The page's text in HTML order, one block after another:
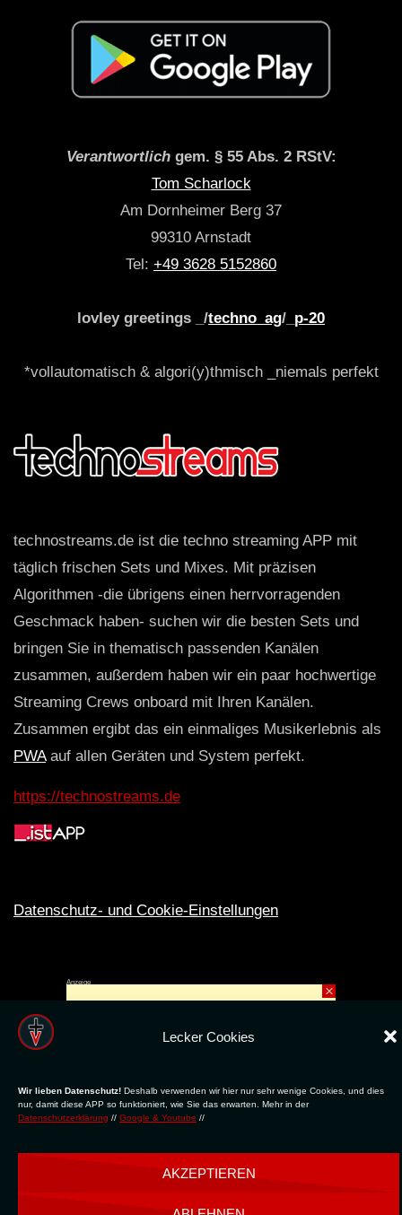
Lecker Cookies
Wir lieben Datenschutz! Deshalb verwenden wir hier nur sehr wenige Cookies, und dies
nur, damit diese APP so funktioniert, wie Sie das erwarten. Mehr in der
Datenschutzerklärung // Google & Youtube //
AKZEPTIEREN
Verantwortlichgem. § 55 Abs. 2 RStV:
Tom Scharlock
Am Dornheimer Berg 37
99310 Arnstadt
Tel: +49 3628 5152860
lovley greetings _/techno_ag/_ p-20
*vollautomatisch & algori(y)thmisch _niemals perfekt
technostreams.de ist die techno streaming APP mit
täglich frischen Sets und Mixes. Mit präzisen
Algorithmen -die übrigens einen herrvorragenden
Geschmack haben- suchen wir die besten Sets und
bringen Sie in thematisch passenden Kanälen
zusammen, außerdem haben wir ein paar hochwertige
Streaming Crews onboard mit Ihren Kanälen.
Zusammen ergibt das ein einmaliges Musikerlebnis als
PWAauf allen Geräten und System perfekt.
https://technostreams.de
Datenschutz- und Cookie-Einstellungen
Anzeige
×